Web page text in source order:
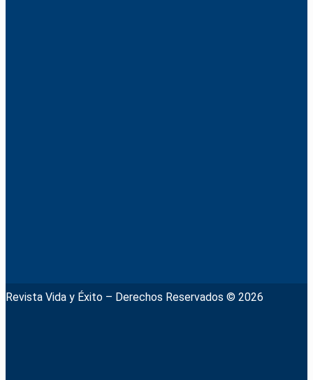
Revista Vida y Éxito – Derechos Reservados © 2026